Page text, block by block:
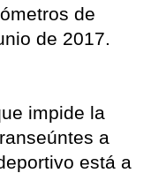
de
de 2017.
impide la
a
está a